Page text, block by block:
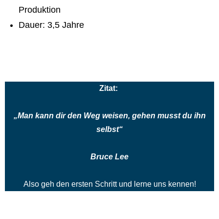
Produktion
Dauer: 3,5 Jahre
Zitat:
„Man kann dir den Weg weisen, gehen musst du ihn
selbst“
Bruce Lee
Also geh den ersten Schritt und lerne uns kennen!